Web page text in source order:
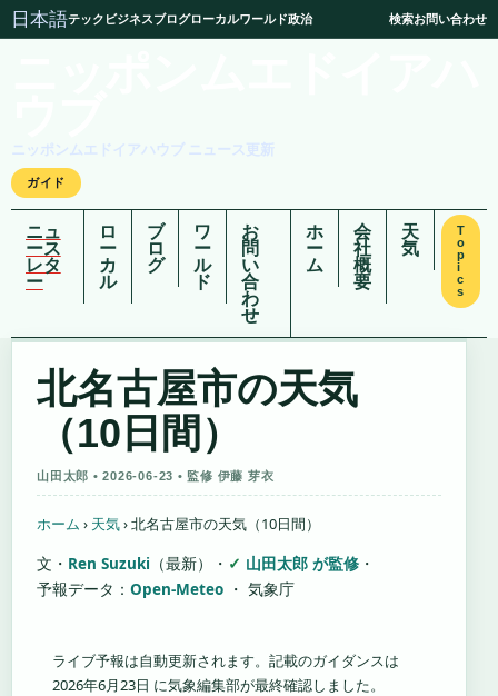
日本語テック ビジネスブログローカルワールド政治 検索お問い合わせ
ニッポンムエドイアハウブ ニュース更新
ガイド
ニュ
ース
レタ
ー
ロ
ー
カ
ル
ブ
ロ
グ
ワ
ー
ル
ド
お
問
い
合
わ
せ
ホ
ー
ム
会
社
概
要
天
気
T
o
p
i
c
s
北名古屋市の天気
（10日間）
山田太郎 • 2026-06-23 • 監修 伊藤 芽衣
ホーム › 天気›北名古屋市の天気（10日間）
文・ Ren Suzuki （最新） ・ 山田太郎 が監修 ・
予報データ： Open-Meteo ・ 気象庁
ライブ予報は自動更新されます。記載のガイダンスは
2026年6月23日 に気象編集部が最終確認しました。